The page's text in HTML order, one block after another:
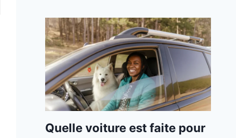
Quelle voiture est faite pour